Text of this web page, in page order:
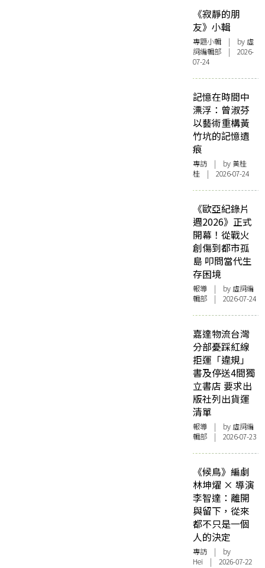
《寂靜的朋
友》小輯
專題小輯 | by 虛
詞編輯部 | 2026-
07-24
記憶在時間中
漂浮：曾淑芬
以藝術重構黃
竹坑的記憶遺
痕
專訪 | by 黃桂
桂 | 2026-07-24
《歐亞紀錄片
週2026》正式
開幕！從戰火
創傷到都市孤
島 叩問當代生
存困境
報導 | by 虛詞編
輯部 | 2026-07-24
嘉達物流台灣
分部憂踩紅線
拒運「違規」
書及停送4間獨
立書店 要求出
版社列出貨運
清單
報導 | by 虛詞編
輯部 | 2026-07-23
《候鳥》編劇
林坤燿 × 導演
李智達：離開
與留下，從來
都不只是一個
人的決定
專訪 | by
Hei | 2026-07-22